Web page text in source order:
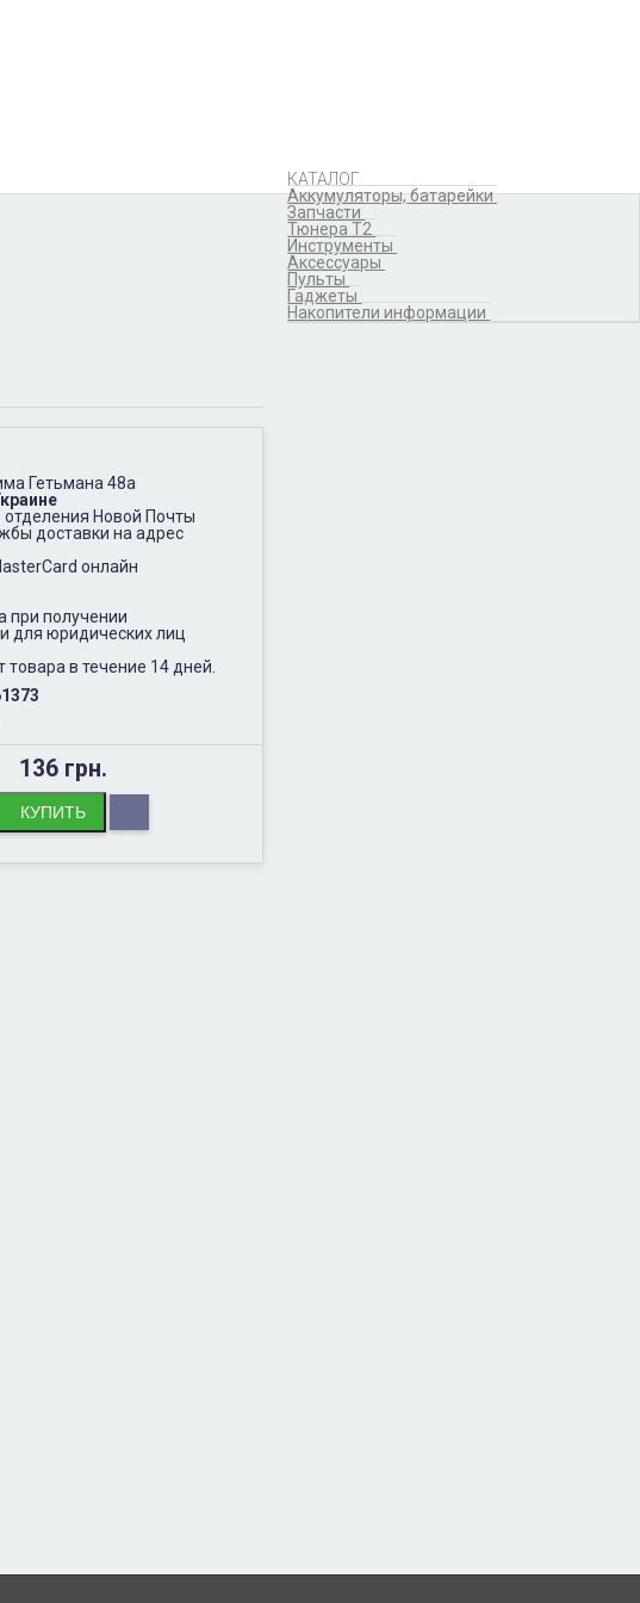
Накопители информации
КАТАЛОГ
Аккумуляторы, батарейки
Запчасти
Тюнера T2
Инструменты
Аксессуары
Пульты
Гаджеты
Накопители информации
Гетьмана 48а
отделения Новой Почты
доставки на адрес
онлайн
при получении
для юридических лиц
в течение 14 дней.
136 грн.
КУПИТЬ